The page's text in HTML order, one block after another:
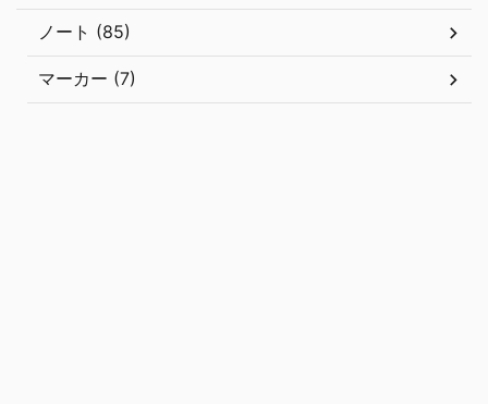
ノート (85)
マーカー (7)